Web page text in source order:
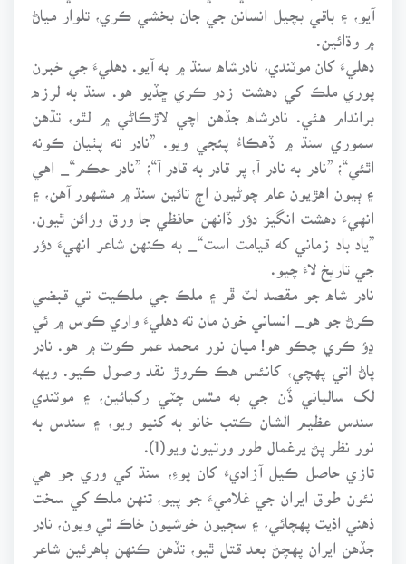
آيو، ۽ باقي بچيل انسانن جي جان بخشي ڪري، تلوار مياڻ
۾ وڌائين.
دهليءَ کان موٽندي، نادرشاه سنڌ ۾ به آيو. دهليءَ جي خبرن
پوري ملڪ کي دهشت زدو ڪري ڇڏيو هو. سنڌ به لرزه
براندام هئي. نادرشاه جڏهن اچي لاڙڪاڻي ۾ لٿو، تڏهن
سموري سنڌ ۾ ڏهڪاءُ پئجي ويو. ”نادر ته پٺيان ڪونه
اٿئي“؛ ”نادر به نادر آ، پر قادر به قادر آ“؛ ”نادر حڪم“_ اهي
۽ ٻيون اهڙيون عام چوڻيون اڄ تائين سنڌ ۾ مشهور آهن، ۽
انهيءَ دهشت انگيز دؤر ڏانهن حافظي جا ورق ورائن ٿيون.
”ياد باد زماني که قيامت است“_ به ڪنهن شاعر انهيءَ دؤر
جي تاريخ لاءَ چيو.
نادر شاه جو مقصد لٽ ڦر ۽ ملڪ جي ملڪيت تي قبضي
ڪرڻ جو هو_ انساني خون مان ته دهليءَ واري ڪوس ۾ ئي
ڍؤ ڪري چڪو هو! ميان نور محمد عمر ڪوٽ ۾ هو. نادر
پاڻ اتي پهچي، کانئس هڪ ڪروڙ نقد وصول ڪيو. ويهه
لک سالياني ڏَن جي به مٿس چٽي رکيائين، ۽ موٽندي
سندس عظيم الشان ڪتب خانو به کنيو ويو، ۽ سندس به
نور نظر پڻ يرغمال طور ورتيون ويو(1).
تازي حاصل ڪيل آزاديءَ کان پوءِ، سنڌ کي وري جو هي
نئون طوق ايران جي غلاميءَ جو پيو، تنهن ملڪ کي سخت
ذهني اذيت پهچائي، ۽ سڄيون خوشيون خاڪ ٿي ويون، نادر
جڏهن ايران پهچڻ بعد قتل ٿيو، تڏهن ڪنهن ٻاهرئين شاعر